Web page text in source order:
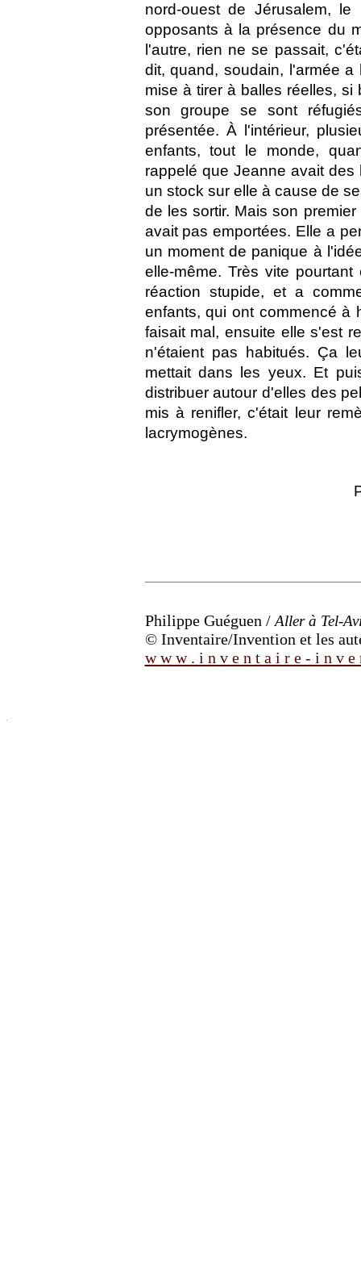
nord-ouest de Jérusalem,
opposants à la présence du
l'autre, rien ne se passait,
dit, quand, soudain, l'armée
mise à tirer à balles réelles,
son groupe se sont
présentée. À l'intérieur,
enfants, tout le monde,
rappelé que Jeanne avait des
un stock sur elle à cause de
de les sortir. Mais son
avait pas emportées. Elle a
un moment de panique à
elle-même. Très vite
réaction stupide, et a
enfants, qui ont commencé à
faisait mal, ensuite elle s'est
n'étaient pas habitués. Ça
mettait dans les yeux. Et
distribuer autour d'elles des
mis à renifler, c'était leur
lacrymogènes.
Philippe Guéguen / Aller à Tel-
© Inventaire/Invention et les
w w w . i n v e n t a i r e - i n v e